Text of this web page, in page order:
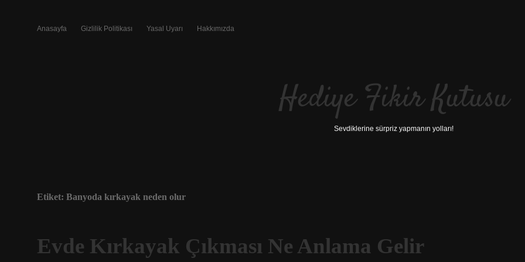
Anasayfa Gizlilik Politikası Yasal Uyarı Hakkımızda
Hediye Fikir Kutusu
Sevdiklerine sürpriz yapmanın yolları!
Etiket: Banyoda kırkayak neden olur
Evde Kırkayak Çıkması Ne Anlama Gelir